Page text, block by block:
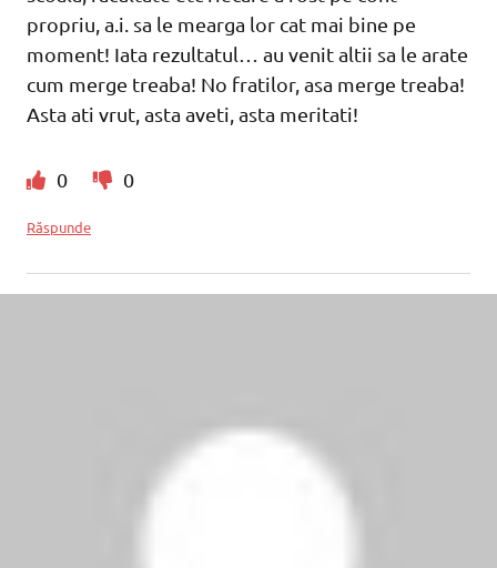
propriu, a.i. sa le mearga lor cat mai bine pe
moment! Iata rezultatul… au venit altii sa le arate
cum merge treaba! No fratilor, asa merge treaba!
Asta ati vrut, asta aveti, asta meritati!
0 0
Răspunde